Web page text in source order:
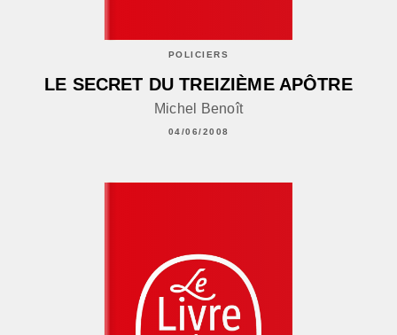
POLICIERS
LE SECRET DU TREIZIÈME APÔTRE
Michel Benoît
04/06/2008